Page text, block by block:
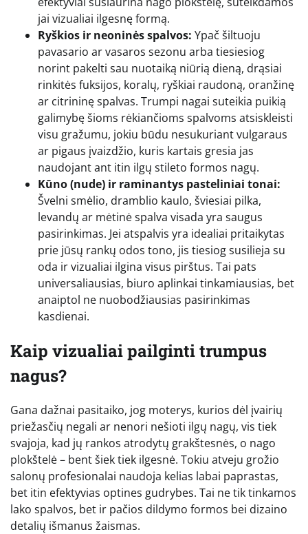
jai vizualiai ilgesnę formą.
Ryškios ir neoninės spalvos: Ypač šiltuoju
pavasario ar vasaros sezonu arba tiesiesiog
norint pakelti sau nuotaiką niūrią dieną, drąsiai
rinkitės fuksijos, koralų, ryškiai raudoną, oranžinę
ar citrininę spalvas. Trumpi nagai suteikia puikią
galimybę šioms rėkiančioms spalvoms atsiskleisti
visu gražumu, jokiu būdu nesukuriant vulgaraus
ar pigaus įvaizdžio, kuris kartais gresia jas
naudojant ant itin ilgų stileto formos nagų.
Kūno (nude) ir raminantys pasteliniai tonai:
Švelni smėlio, dramblio kaulo, šviesiai pilka,
levandų ar mėtinė spalva visada yra saugus
pasirinkimas. Jei atspalvis yra idealiai pritaikytas
prie jūsų rankų odos tono, jis tiesiog susilieja su
oda ir vizualiai ilgina visus pirštus. Tai pats
universaliausias, biuro aplinkai tinkamiausias, bet
anaiptol ne nuobodžiausias pasirinkimas
kasdienai.
Kaip vizualiai pailginti trumpus
nagus?
Gana dažnai pasitaiko, jog moterys, kurios dėl įvairių
priežasčių negali ar nenori nešioti ilgų nagų, vis tiek
svajoja, kad jų rankos atrodytų grakštesnės, o nago
plokštelė – bent šiek tiek ilgesnė. Tokiu atveju grožio
salonų profesionalai naudoja kelias labai paprastas,
bet itin efektyvias optines gudrybes. Tai ne tik tinkamos
lako spalvos, bet ir pačios dildymo formos bei dizaino
detalių išmanus žaismas.